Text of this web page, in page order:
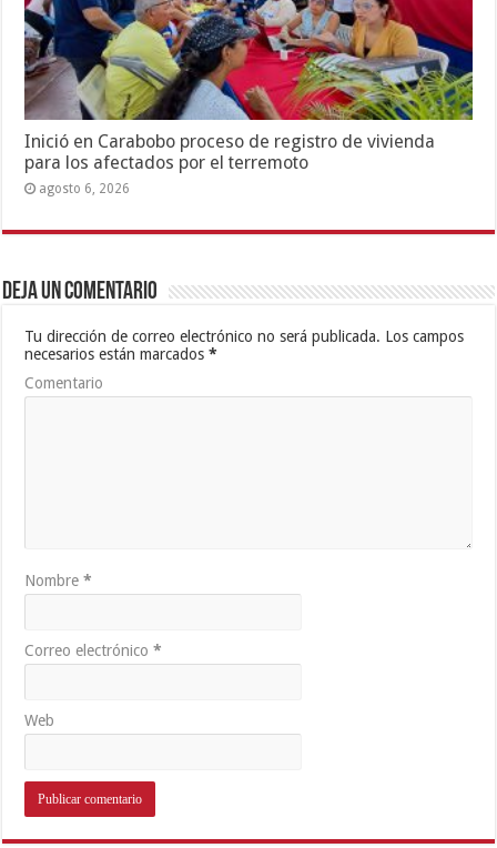
Inició en Carabobo proceso de registro de vivienda
para los afectados por el terremoto
agosto 6, 2026
Deja un comentario
Tu dirección de correo electrónico no será publicada. Los campos
necesarios están marcados*
Comentario
Nombre*
Correo electrónico*
Web